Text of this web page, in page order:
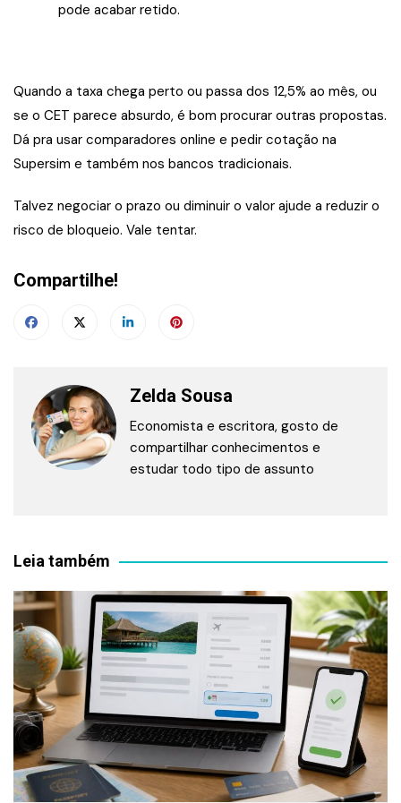
pode acabar retido.
Quando a taxa chega perto ou passa dos 12,5% ao mês, ou
se o CET parece absurdo, é bom procurar outras propostas.
Dá pra usar comparadores online e pedir cotação na
Supersim e também nos bancos tradicionais.
Talvez negociar o prazo ou diminuir o valor ajude a reduzir o
risco de bloqueio. Vale tentar.
Compartilhe!
Zelda Sousa
Economista e escritora, gosto de
compartilhar conhecimentos e
estudar todo tipo de assunto
Leia também